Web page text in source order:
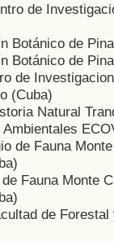
de
Botánico de
Botánico de
de
(Cuba)
Natural
de Fauna
Fauna Monte
de